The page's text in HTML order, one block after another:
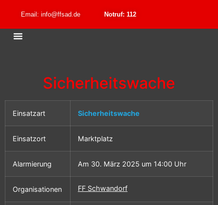
Email: info@ffsad.de Notruf: 112
Sicherheitswache
Einsatzart Sicherheitswache
Einsatzort Marktplatz
Alarmierung Am 30. März 2025 um 14:00 Uhr
Organisationen FF Schwandorf